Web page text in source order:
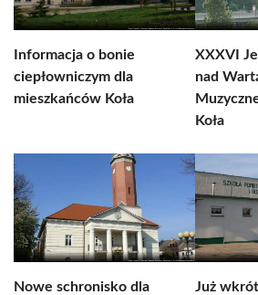
Informacja o bonie
ciepłowniczym dla
mieszkańców Koła
XXXVI
nad
Koła
Nowe schronisko dla
Już